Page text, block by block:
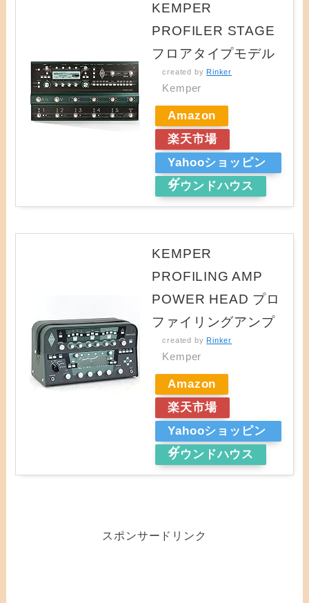
KEMPER
PROFILER STAGE
フロアタイプモデル
created by Rinker
Kemper
Amazon
楽天市場
Yahooショッピン
グ
サウンドハウス
KEMPER
PROFILING AMP
POWER HEAD プロ
ファイリングアンプ
created by Rinker
Kemper
Amazon
楽天市場
Yahooショッピン
グ
サウンドハウス
スポンサードリンク